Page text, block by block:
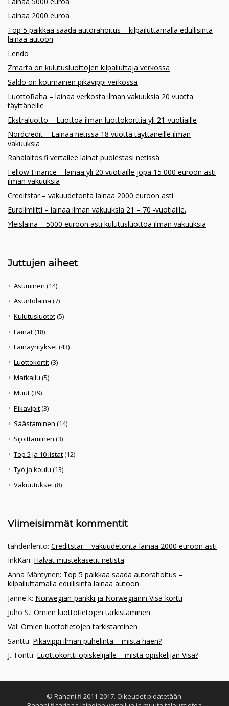
Lainaa 2000 euroa
Top 5 paikkaa saada autorahoitus – kilpailuttamalla edullisinta
lainaa autoon
Lendo
Zmarta on kulutusluottojen kilpailuttaja verkossa
Saldo on kotimainen pikavippi verkossa
LuottoRaha – lainaa verkosta ilman vakuuksia 20 vuotta
täyttäneille
Ekstraluotto – Luottoa ilman luottokorttia yli 21-vuotiaille
Nordcredit – Lainaa netissä 18 vuotta täyttäneille ilman
vakuuksia
Rahalaitos.fi vertailee lainat puolestasi netissä
Fellow Finance – lainaa yli 20 vuotiaille jopa 15 000 euroon asti
ilman vakuuksia
Creditstar – vakuudetonta lainaa 2000 euroon asti
Eurolimiitti – lainaa ilman vakuuksia 21 – 70 -vuotiaille.
Yleislaina – 5000 euroon asti kulutusluottoa ilman vakuuksia
Juttujen aiheet
Asuminen (14)
Asuntolaina (7)
Kulutusluotot(5)
Lainat(18)
Lainayritykset(43)
Luottokortit(3)
Matkailu (5)
Muut(39)
Pikavipit(3)
Säästäminen (14)
Sijoittaminen (3)
Top 5 ja 10 listat(12)
Työ ja koulu (13)
Vakuutukset(8)
Viimeisimmät kommentit
tähdenlento: Creditstar – vakuudetonta lainaa 2000 euroon asti
InkKari: Halvat mustekasetit netistä
Anna Mäntynen: Top 5 paikkaa saada autorahoitus –
kilpailuttamalla edullisinta lainaa autoon
Janne k: Norwegian-pankki ja Norwegianin Visa-kortti
Juho S.: Omien luottotietojen tarkistaminen
Val: Omien luottotietojen tarkistaminen
Santtu: Pikavippi ilman puhelinta – mistä haen?
J. Tontti: Luottokortti opiskelijalle – mistä opiskelijan Visa?
© Rahani.fi 2011-2017. Oikeudet pidätetään.